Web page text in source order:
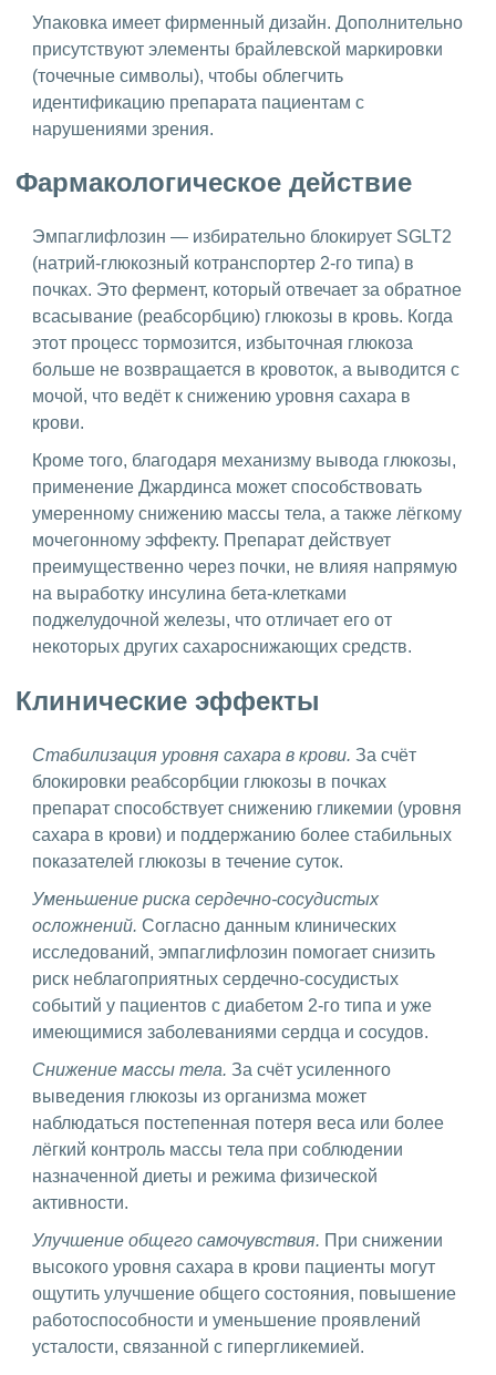
Упаковка имеет фирменный дизайн. Дополнительно
присутствуют элементы брайлевской маркировки
(точечные символы), чтобы облегчить
идентификацию препарата пациентам с
нарушениями зрения.
Фармакологическое действие
Эмпаглифлозин — избирательно блокирует SGLT2
(натрий-глюкозный котранспортер 2-го типа) в
почках. Это фермент, который отвечает за обратное
всасывание (реабсорбцию) глюкозы в кровь. Когда
этот процесс тормозится, избыточная глюкоза
больше не возвращается в кровоток, а выводится с
мочой, что ведёт к снижению уровня сахара в
крови.
Кроме того, благодаря механизму вывода глюкозы,
применение Джардинса может способствовать
умеренному снижению массы тела, а также лёгкому
мочегонному эффекту. Препарат действует
преимущественно через почки, не влияя напрямую
на выработку инсулина бета-клетками
поджелудочной железы, что отличает его от
некоторых других сахароснижающих средств.
Клинические эффекты
Стабилизация уровня сахара в крови. За счёт
блокировки реабсорбции глюкозы в почках
препарат способствует снижению гликемии (уровня
сахара в крови) и поддержанию более стабильных
показателей глюкозы в течение суток.
Уменьшение риска сердечно-сосудистых
осложнений. Согласно данным клинических
исследований, эмпаглифлозин помогает снизить
риск неблагоприятных сердечно-сосудистых
событий у пациентов с диабетом 2-го типа и уже
имеющимися заболеваниями сердца и сосудов.
Снижение массы тела. За счёт усиленного
выведения глюкозы из организма может
наблюдаться постепенная потеря веса или более
лёгкий контроль массы тела при соблюдении
назначенной диеты и режима физической
активности.
Улучшение общего самочувствия. При снижении
высокого уровня сахара в крови пациенты могут
ощутить улучшение общего состояния, повышение
работоспособности и уменьшение проявлений
усталости, связанной с гипергликемией.